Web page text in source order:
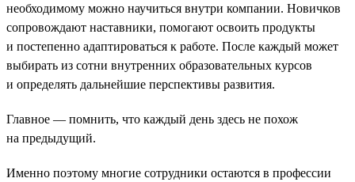
необходимому можно научиться внутри компании. Новичков
сопровождают наставники, помогают освоить продукты
и постепенно адаптироваться к работе. После каждый может
выбирать из сотни внутренних образовательных курсов
и определять дальнейшие перспективы развития.
Главное — помнить, что каждый день здесь не похож
на предыдущий.
Именно поэтому многие сотрудники остаются в профессии